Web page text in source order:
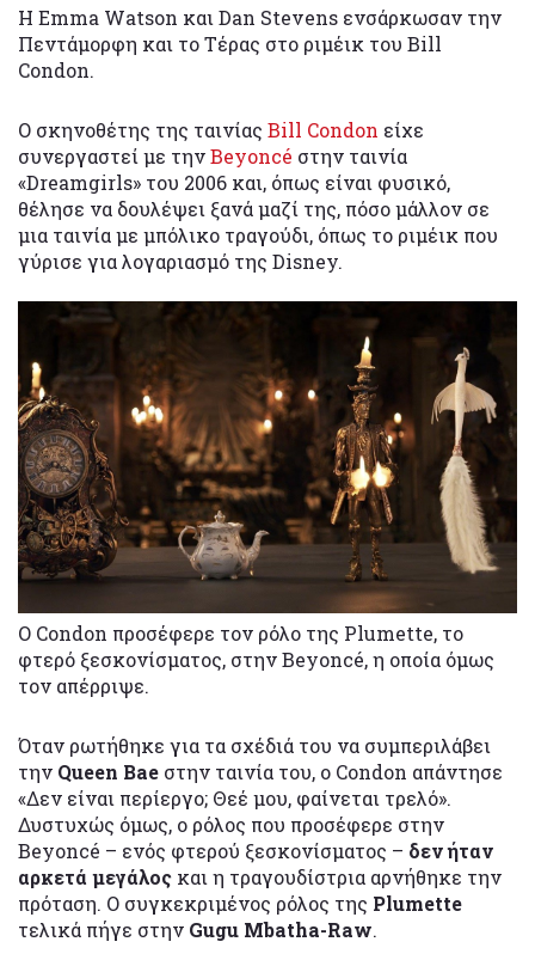
Η Emma Watson και Dan Stevens ενσάρκωσαν την
Πεντάμορφη και το Τέρας στο ριμέικ του Bill
Condon.
Ο σκηνοθέτης της ταινίας Bill Condon είχε
συνεργαστεί με τηνBeyoncé στην ταινία
«Dreamgirls» του 2006 και, όπως είναι φυσικό,
θέλησε να δουλέψει ξανά μαζί της, πόσο μάλλον σε
μια ταινία με μπόλικο τραγούδι, όπως το ριμέικ που
γύρισε για λογαριασμό της Disney.
O Condon προσέφερε τον ρόλο της Plumette, το
φτερό ξεσκονίσματος, στην Beyoncé, η οποία όμως
τον απέρριψε.
Όταν ρωτήθηκε για τα σχέδιά του να συμπεριλάβει
την Queen Bae στην ταινία του, ο Condon απάντησε
«Δεν είναι περίεργο; Θεέ μου, φαίνεται τρελό».
Δυστυχώς όμως, ο ρόλος που προσέφερε στην
Beyoncé – ενός φτερού ξεσκονίσματος – δεν ήταν
αρκετά μεγάλος και η τραγουδίστρια αρνήθηκε την
πρόταση. Ο συγκεκριμένος ρόλος της Plumette
τελικά πήγε στην Gugu Mbatha-Raw.